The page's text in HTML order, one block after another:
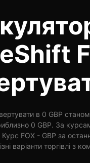
в 0 GBP
0 GBP. За
Курс FOX - GBP за
варіанти торгівлі з